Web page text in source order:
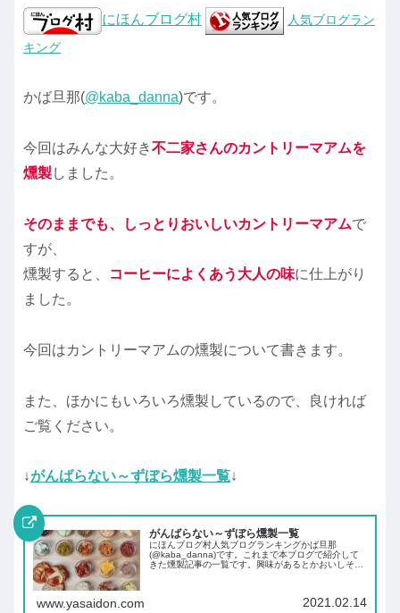
にほんブログ村
人気ブログラン
キング
かば旦那(@kaba_danna)です。
今回はみんな大好き不二家さんのカントリーマアムを
燻製しました。
そのままでも、しっとりおいしいカントリーマアムで
すが、
燻製すると、
コーヒーによくあう大人の味に仕上がり
ました。
今回はカントリーマアムの燻製について書きます。
また、ほかにもいろいろ燻製しているので、良ければ
ご覧ください。
↓がんばらない～ずぼら燻製一覧↓
がんばらない～ずぼら燻製一覧
にほんブログ村人気ブログランキングかば旦那
(@kaba_danna)です。これまで本ブログで紹介して
きた燻製記事の一覧です。興味があるとかおいしそう
www.yasaidon.com 2021.02.14